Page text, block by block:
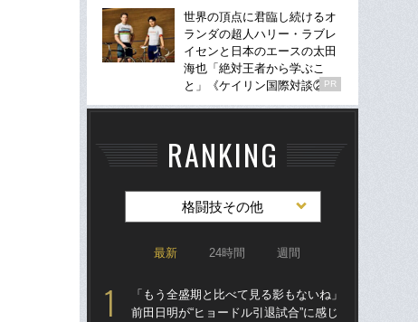
世界の頂点に君臨し続けるオ
ランダの超人ハリー・ラブレ
イセンと日本のエースの太田
海也「絶対王者から学ぶこ
と」《ケイリン国際対談②》
PR
RANKING
格闘技その他
最新 24時間 週間
「もう全盛期と比べて見る影もないね」
前田日明が“ヒョードル引退試合”に感じ